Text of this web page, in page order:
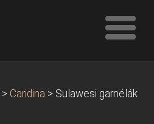
> Caridina > Sulawesi garnélák